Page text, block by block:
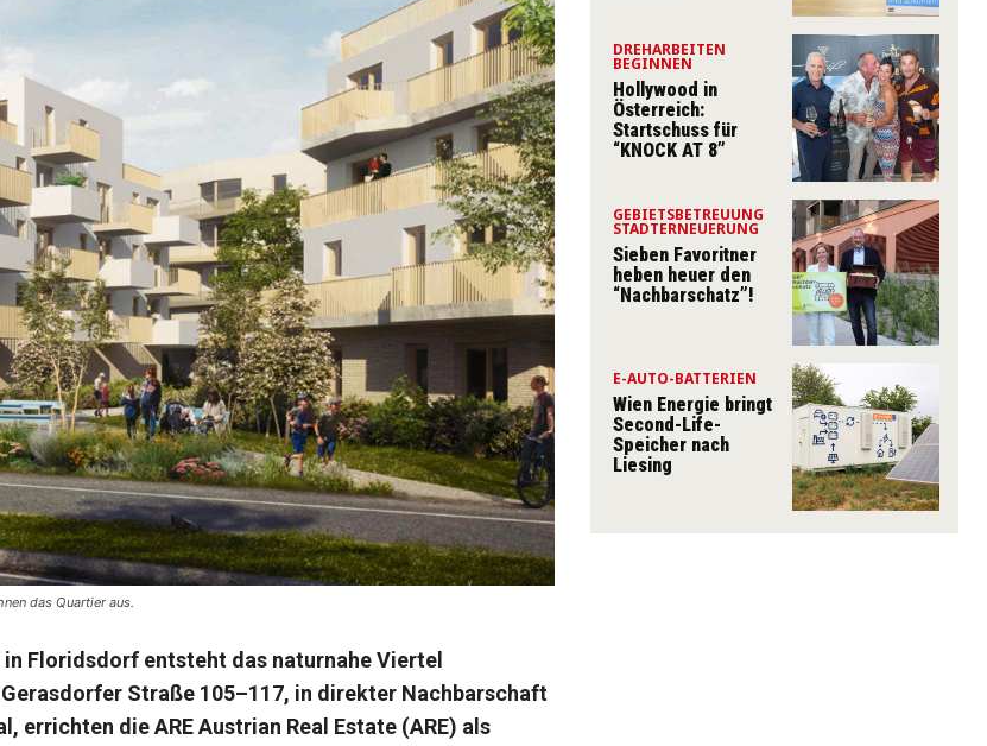
das Quartier aus.
Floridsdorf entsteht das naturnahe Viertel
Straße 105–117, in direkter Nachbarschaft
errichten die ARE Austrian Real Estate (ARE) als
DREHARBEITEN
BEGINNEN
Hollywood in
Österreich:
Startschuss für
“KNOCK AT 8”
GEBIETSBETREUUNG
STADTERNEUERUNG
Sieben Favoritner
heben heuer den
“Nachbarschatz”!
E-AUTO-BATTERIEN
Wien Energie bringt
Second-Life-
Speicher nach
Liesing